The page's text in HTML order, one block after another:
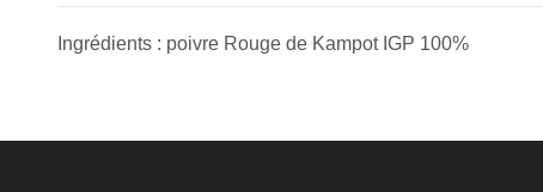
Ingrédients : poivre Rouge de Kampot IGP 100%